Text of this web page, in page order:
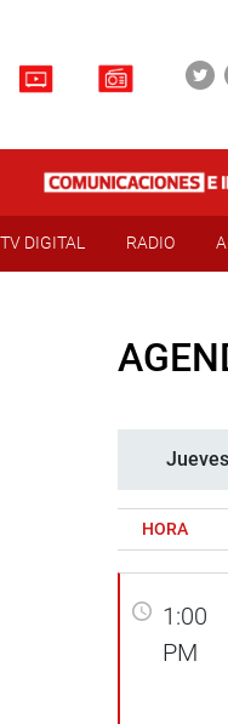
TV DIGITAL RADIO
HORA
1:00
PM